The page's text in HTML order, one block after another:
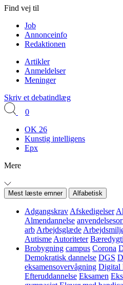
Find vej til
Job
Annonceinfo
Redaktionen
Artikler
Anmeldelser
Meninger
Skriv et debatindlæg
0
OK 26
Kunstig intelligens
Epx
Mere
Mest læste emner Alfabetisk
Adgangskrav Afskedigelser
Almendannelse
arb Arbejdsglæde
Autisme Autoriteter
Brobygning campus Corona
Demokratisk dannelse DGS
eksamensovervågning Digital
Efteruddannelse Eksamen